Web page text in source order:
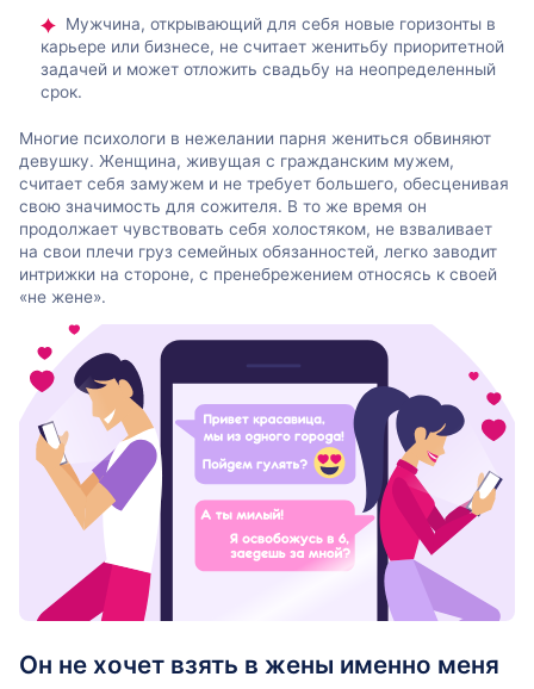
Мужчина, открывающий для себя новые горизонты в
карьере или бизнесе, не считает женитьбу приоритетной
задачей и может отложить свадьбу на неопределенный
срок.
Многие психологи в нежелании парня жениться обвиняют
девушку. Женщина, живущая с гражданским мужем,
считает себя замужем и не требует большего, обесценивая
свою значимость для сожителя. В то же время он
продолжает чувствовать себя холостяком, не взваливает
на свои плечи груз семейных обязанностей, легко заводит
интрижки на стороне, с пренебрежением относясь к своей
«не жене».
Он не хочет взять в жены именно меня